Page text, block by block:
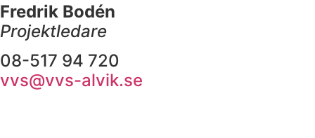
Fredrik Bodén
Projektledare
08-517 94 720
vvs@vvs-alvik.se